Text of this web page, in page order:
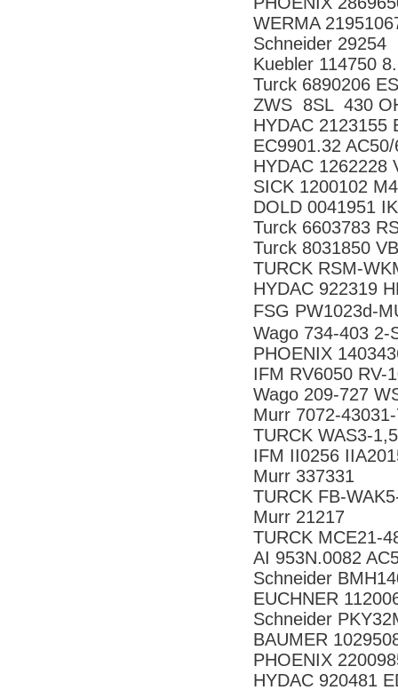
WERMA
Schneider 29254
Kuebler 114750
Turck 6890206
ZWS 8SL 430
HYDAC 2123155
EC9901.32
HYDAC 1262228
SICK 1200102
DOLD 0041951
Turck 6603783
Turck 8031850
TURCK RSM-
HYDAC 922319
FSG PW1023d-
Wago 734-403 2-
PHOENIX
IFM RV6050 RV-
Wago 209-727
Murr 7072-
TURCK WAS3-
IFM II0256
Murr 337331
TURCK FB-
Murr 21217
TURCK MCE21-
AI 953N.0082
Schneider
EUCHNER
Schneider
BAUMER
PHOENIX
HYDAC 920481